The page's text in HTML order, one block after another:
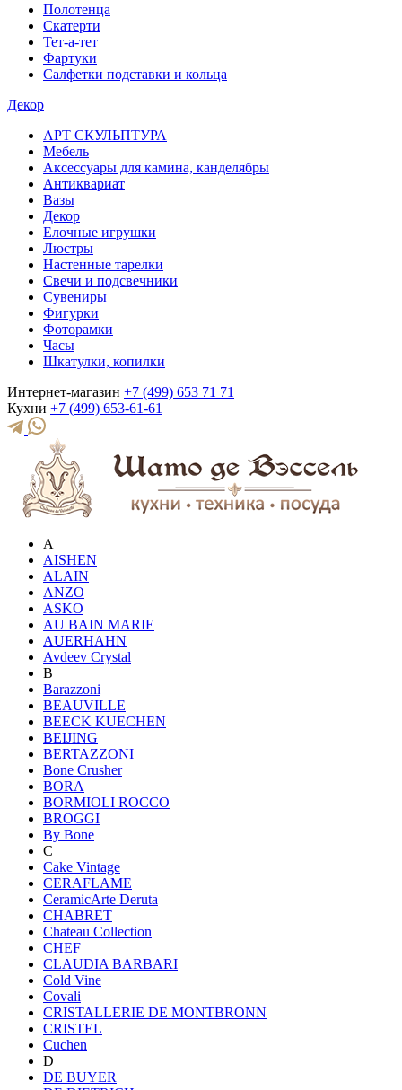
Полотенца
Скатерти
Тет-а-тет
Фартуки
Салфетки подставки и кольца
Декор
АРТ СКУЛЬПТУРА
Мебель
Аксессуары для камина, канделябры
Антиквариат
Вазы
Декор
Елочные игрушки
Люстры
Настенные тарелки
Свечи и подсвечники
Сувениры
Фигурки
Фоторамки
Часы
Шкатулки, копилки
Интернет-магазин +7 (499) 653 71 71
Кухни +7 (499) 653-61-61
A
AISHEN
ALAIN
ANZO
ASKO
AU BAIN MARIE
AUERHAHN
Avdeev Crystal
B
Barazzoni
BEAUVILLE
BEECK KUECHEN
BEIJING
BERTAZZONI
Bone Crusher
BORA
BORMIOLI ROCCO
BROGGI
By Bone
C
Cake Vintage
CERAFLAME
CeramicArte Deruta
CHABRET
Chateau Collection
CHEF
CLAUDIA BARBARI
Cold Vine
Covali
CRISTALLERIE DE MONTBRONN
CRISTEL
Cuchen
D
DE BUYER